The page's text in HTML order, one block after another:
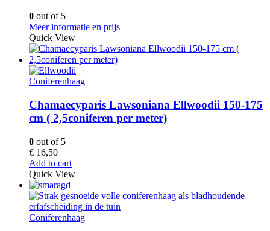
0 out of 5
Meer informatie en prijs
Quick View
Coniferenhaag
Chamaecyparis Lawsoniana Ellwoodii 150-175
cm ( 2,5coniferen per meter)
0 out of 5
€ 16,50
Add to cart
Quick View
Coniferenhaag